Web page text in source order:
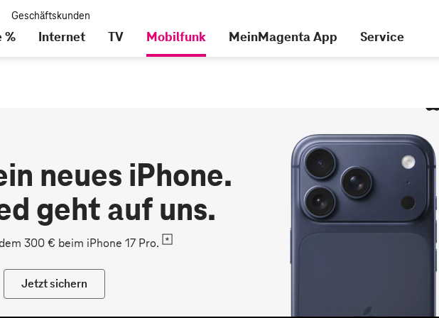
% Internet TV Mobilfunk MeinMagenta App Service
neues iPhone.
geht auf uns.
300 € beim iPhone 17 Pro.
Jetzt sichern